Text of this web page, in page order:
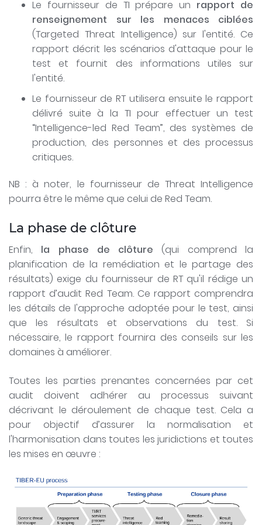
Le fournisseur de TI prépare un rapport de
renseignement sur les menaces ciblées
(Targeted Threat Intelligence) sur l'entité. Ce
rapport décrit les scénarios d'attaque pour le
test et fournit des informations utiles sur
l'entité.
Le fournisseur de RT utilisera ensuite le rapport
délivré suite à la TI pour effectuer un test
“Intelligence-led Red Team”, des systèmes de
production, des personnes et des processus
critiques.
NB : à noter, le fournisseur de Threat Intelligence
pourra être le même que celui de Red Team.
La phase de clôture
Enfin, la phase de clôture (qui comprend la
planification de la remédiation et le partage des
résultats) exige du fournisseur de RT qu'il rédige un
rapport d’audit Red Team. Ce rapport comprendra
les détails de l'approche adoptée pour le test, ainsi
que les résultats et observations du test. Si
nécessaire, le rapport fournira des conseils sur les
domaines à améliorer.
Toutes les parties prenantes concernées par cet
audit doivent adhérer au processus suivant
décrivant le déroulement de chaque test. Cela a
pour objectif d’assurer la normalisation et
l'harmonisation dans toutes les juridictions et toutes
les mises en œuvre :